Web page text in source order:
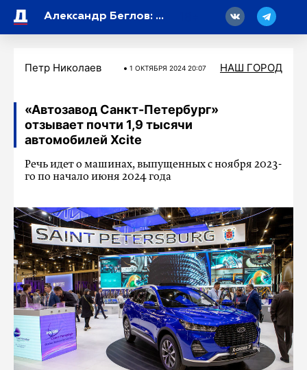
Александр Беглов: «Рост доходов позволяет городу направлять средства на социальную сферу»
Петр Николаев 1 ОКТЯБРЯ 2024 20:07 НАШ ГОРОД
«Автозавод Санкт-Петербург»
отзывает почти 1,9 тысячи
автомобилей Xcite
Речь идет о машинах, выпущенных с ноября 2023-
го по начало июня 2024 года